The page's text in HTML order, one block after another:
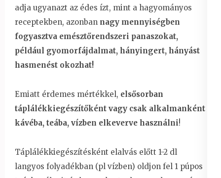
adja ugyanazt az édes ízt, mint a hagyományos
receptekben, azonban nagy mennyiségben
fogyasztva emésztőrendszeri panaszokat,
például gyomorfájdalmat, hányingert, hányást
hasmenést okozhat!
Emiatt érdemes mértékkel, elsősorban
táplálékkiegészítőként vagy csak alkalmanként
kávéba, teába, vízben elkeverve használni!
Táplálékkiegészítésként elalvás előtt 1-2 dl
langyos folyadékban (pl vízben) oldjon fel 1 púpos